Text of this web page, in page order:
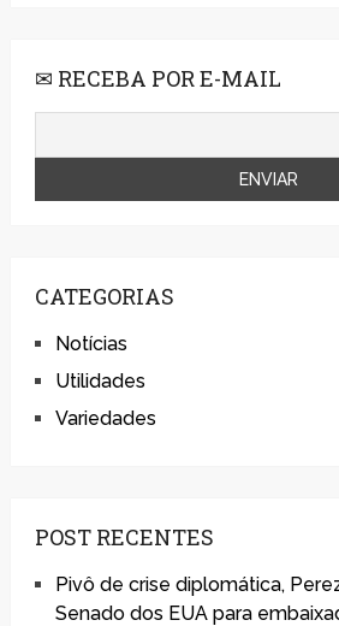
✉ RECEBA POR E-MAIL
CATEGORIAS
Notícias
Utilidades
Variedades
POST RECENTES
Pivô de crise diplomática,
Senado dos EUA para